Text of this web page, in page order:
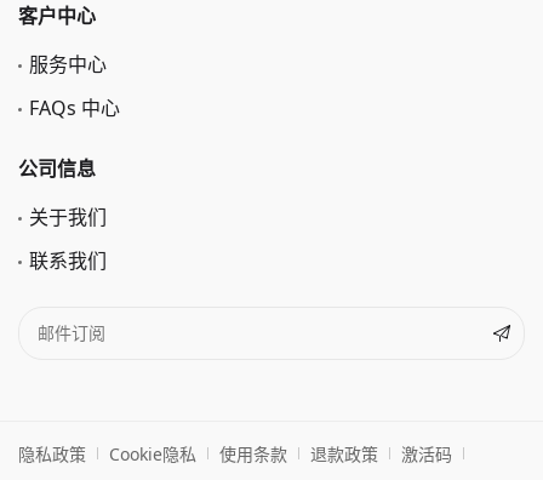
客户中心
服务中心
FAQs 中心
公司信息
关于我们
联系我们
隐私政策 Cookie隐私 使用条款 退款政策 激活码